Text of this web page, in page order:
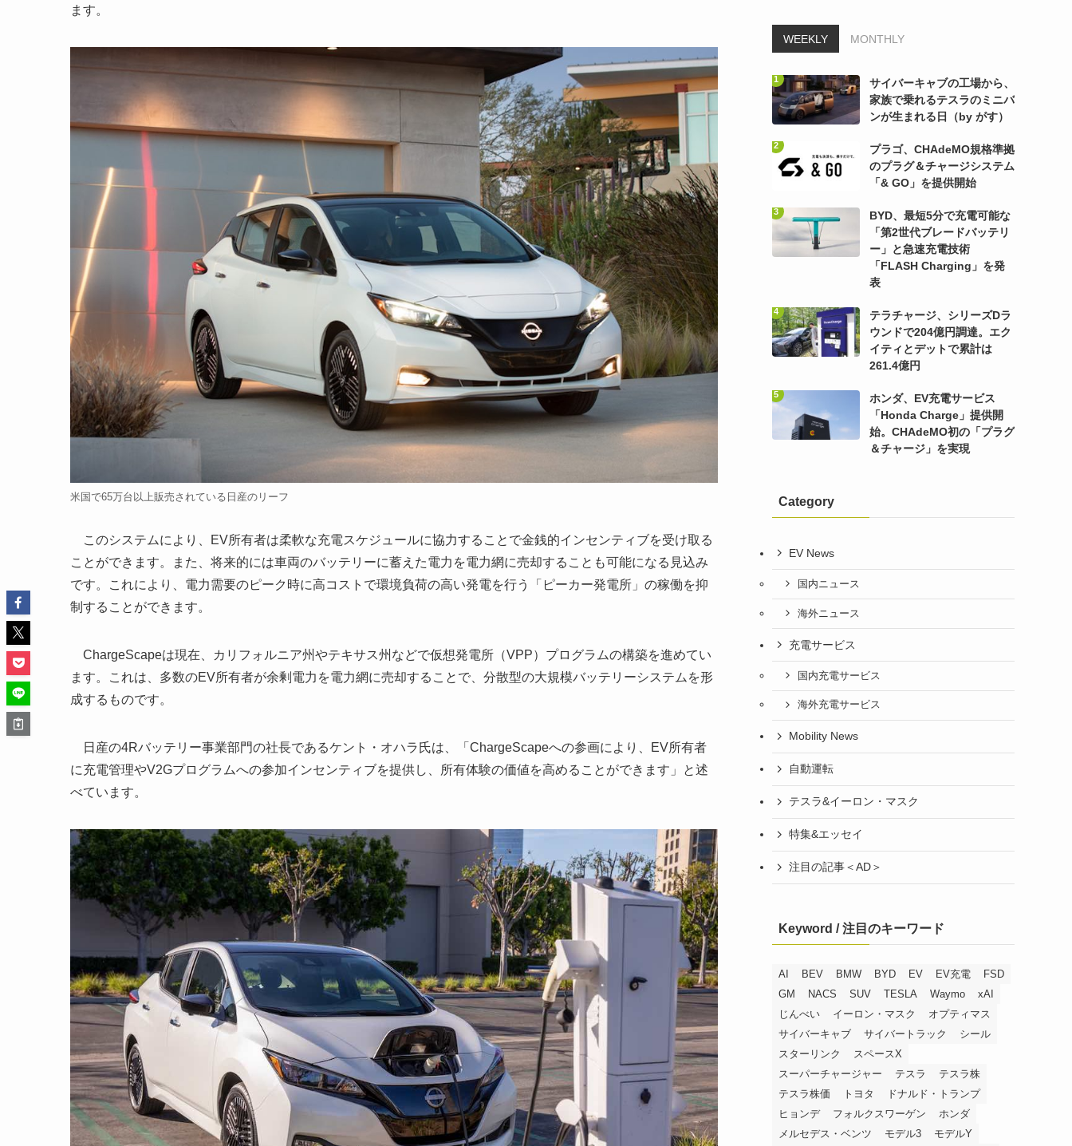
ます。
米国で65万台以上販売されている日産のリーフ
このシステムにより、EV所有者は柔軟な充電スケジュールに協力することで金銭的インセンティブを受け取る
ことができます。また、将来的には車両のバッテリーに蓄えた電力を電力網に売却することも可能になる見込み
です。これにより、電力需要のピーク時に高コストで環境負荷の高い発電を行う「ピーカー発電所」の稼働を抑
制することができます。
ChargeScapeは現在、カリフォルニア州やテキサス州などで仮想発電所（VPP）プログラムの構築を進めてい
ます。これは、多数のEV所有者が余剰電力を電力網に売却することで、分散型の大規模バッテリーシステムを形
成するものです。
日産の4Rバッテリー事業部門の社長であるケント・オハラ氏は、「ChargeScapeへの参画により、EV所有者
に充電管理やV2Gプログラムへの参加インセンティブを提供し、所有体験の価値を高めることができます」と述
べています。
WEEKLY MONTHLY
サイバーキャブの工場から、
家族で乗れるテスラのミニバ
ンが生まれる日（by がす）
プラゴ、CHAdeMO規格準拠
のプラグ＆チャージシステム
「& GO」を提供開始
BYD、最短5分で充電可能な
「第2世代ブレードバッテリ
ー」と急速充電技術
「FLASH Charging」を発
表
テラチャージ、シリーズDラ
ウンドで204億円調達。エク
イティとデットで累計は
261.4億円
ホンダ、EV充電サービス
「Honda Charge」提供開
始。CHAdeMO初の「プラグ
＆チャージ」を実現
Category
EV News
国内ニュース
海外ニュース
充電サービス
国内充電サービス
海外充電サービス
Mobility News
自動運転
テスラ&イーロン・マスク
特集&エッセイ
注目の記事＜AD＞
Keyword / 注目のキーワード
AI BEV BMW BYD EV EV充電
FSD
GM
NACS SUV TESLA Waymo
xAI
じんべい
イーロン・マスク
オプティマス
サイバーキャブ
サイバートラック
シール
スターリンク
スペースX
スーパーチャージャー
テスラ
テスラ株
テスラ株価
トヨタ
ドナルド・トランプ
ヒョンデ
フォルクスワーゲン
ホンダ
メルセデス・ベンツ
モデル3
モデルY